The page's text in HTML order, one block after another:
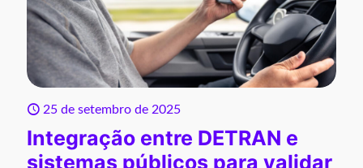
25 de setembro de 2025
Integração entre DETRAN e
sistemas públicos para validar